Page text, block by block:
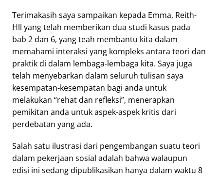
Terimakasih saya sampaikan kepada Emma, Reith-
Hll yang telah memberikan dua studi kasus pada
bab 2 dan 6, yang teah membantu kita dalam
memahami interaksi yang kompleks antara teori dan
praktik di dalam lembaga-lembaga kita. Saya juga
telah menyebarkan dalam seluruh tulisan saya
kesempatan-kesempatan bagi anda untuk
melakukan “rehat dan refleksi”, menerapkan
pemikitan anda untuk aspek-aspek kritis dari
perdebatan yang ada.
Salah satu ilustrasi dari pengembangan suatu teori
dalam pekerjaan sosial adalah bahwa walaupun
edisi ini sedang dipublikasikan hanya dalam waktu 8